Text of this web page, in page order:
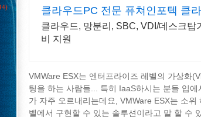
클라우드PC 전문 퓨쳐인포텍 클
클라우드, 망분리, SBC, VDI/데스크
비 지원
VMWare ESX는 엔터프라이즈 레벨의 가상화
팅을 하는 사람들... 특히 IaaS하시는 분들 입
가 자주 오르내리는데요, VMWare ESX는 소
벨에서 구현할 수 있는 솔루션이라고 말 할 수